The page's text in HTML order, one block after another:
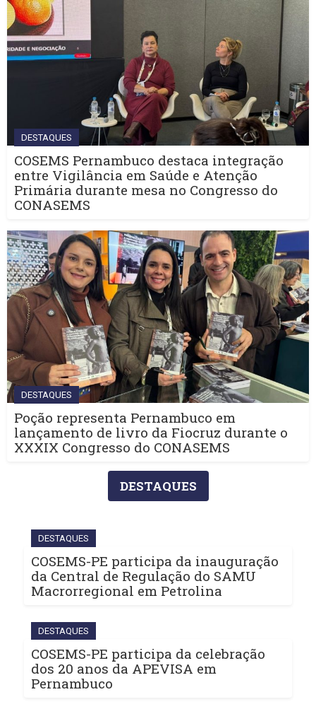
DESTAQUES
COSEMS Pernambuco destaca integração
entre Vigilância em Saúde e Atenção
Primária durante mesa no Congresso do
CONASEMS
DESTAQUES
Poção representa Pernambuco em
lançamento de livro da Fiocruz durante o
XXXIX Congresso do CONASEMS
DESTAQUES
DESTAQUES
COSEMS-PE participa da inauguração
da Central de Regulação do SAMU
Macrorregional em Petrolina
DESTAQUES
COSEMS-PE participa da celebração
dos 20 anos da APEVISA em
Pernambuco